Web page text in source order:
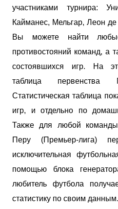
участниками турнира:
Кайманес, Мельгар, Леон
Вы можете найти
противостояний команд, а
состоявшихся игр. На
таблица первенства
Статистическая таблица
игр, и отдельно по
Также для любой
Перу (Премьер-лига)
исключительная
помощью блока
любитель футбола
статистику по своим данным.